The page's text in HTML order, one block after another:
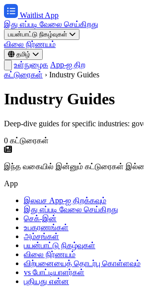
Waitlist App
இது எப்படி வேலை செய்கிறது
பயன்பாட்டு நிகழ்வுகள்
விலை நிர்ணயம்
தமிழ்
உள்நுழைக App-ஐ திற
கட்டுரைகள் › Industry Guides
Industry Guides
Deep-dive guides for specific industries:
0 கட்டுரைகள்
இந்த வகையில் இன்னும் கட்டுரைகள்
App
இலவச App-ஐ திறக்கவும்
இது எப்படி வேலை செய்கிறது
செக்-இன்
உபகரணங்கள்
அம்சங்கள்
பயன்பாட்டு நிகழ்வுகள்
விலை நிர்ணயம்
விற்பனையைத் தொடர்பு கொள்ளவும்
vs போட்டியாளர்கள்
புதியது என்ன